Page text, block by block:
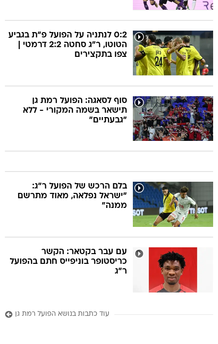
0:2 לנתניה על הפועל פ"ת בגביע
הטוטו, ר"ג סחטה 2:2 דרמטי |
צפו בתקצירים
סוף לסאגה: הפועל רמת גן
תישאר בשמה המקורי - ללא
"גבעתיים"
בלם הרכש של הפועל ר"ג:
"ישראל נפלאה, מאוד מתרשם
ממנה"
עם עבר בקטאר: הקשר
כריסטופר בוניפייס חתם בהפועל
ר"ג
עוד כתבות בנושא הפועל רמת גן